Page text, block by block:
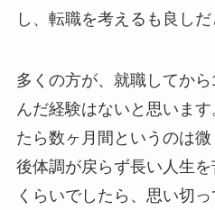
し、転職を考えるも良しだ
多くの方が、就職してか
んだ経験はないと思いま
たら数ヶ月間というのは
後体調が戻らず長い人生
くらいでしたら、思い切